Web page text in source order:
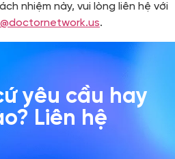
nhiệm này, vui lòng liên hệ với
.
yêu cầu hay
Liên hệ